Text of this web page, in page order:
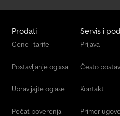
Prodati
Cene i tarife
Postavljanje oglasa
Upravljajte oglase
Pečat poverenja
Servis i
Prijava
Često
Kontakt
Primer